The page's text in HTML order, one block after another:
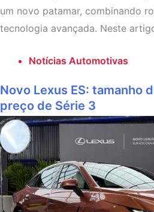
um novo patamar, combinando
tecnologia avançada. Neste
Notícias Automotivas
Novo Lexus ES: tamanho
preço de Série 3